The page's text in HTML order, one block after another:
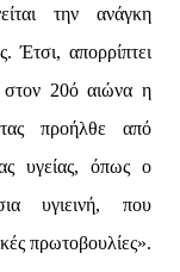
την ανάγκη
Έτσι, απορρίπτει
στον 20ό αιώνα η
προήλθε από
υγείας, όπως ο
υγιεινή, που
πρωτοβουλίες».